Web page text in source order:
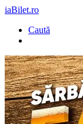
iaBilet.ro
Caută